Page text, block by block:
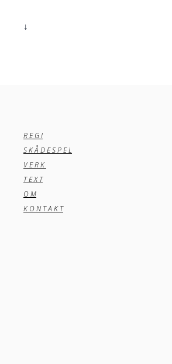
↓
R E G I
S K Å D E S P E L
V E R K
T E X T
O M
K O N T A K T